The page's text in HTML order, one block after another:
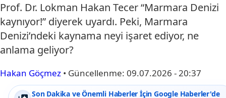
Prof. Dr. Lokman Hakan Tecer “Marmara Denizi
kaynıyor!” diyerek uyardı. Peki, Marmara
Denizi’ndeki kaynama neyi işaret ediyor, ne
anlama geliyor?
Hakan Göçmez • Güncellenme: 09.07.2026 - 20:37
Son Dakika ve Önemli Haberler İçin Google Haberler'de